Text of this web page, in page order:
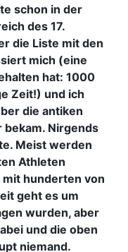
schon in der
des 17.
die Liste mit den
mich (eine
hat: 1000
Zeit!) und ich
die antiken
bekam. Nirgends
Meist werden
Athleten
hunderten von
geht es um
wurden, aber
und die oben
niemand.